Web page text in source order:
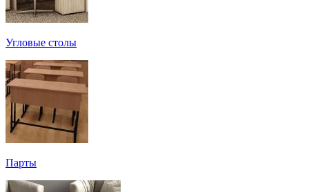
Угловые столы
Парты